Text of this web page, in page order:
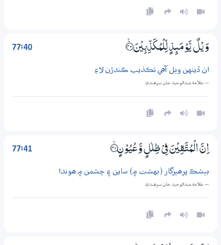
77:40 وَيْلٌ يَّوْمَىِٕذٍ لِّلْمُكَذِّبِيْنَ ؀ۧ40
ان ڏينهن ويل آهي تڪذيب ڪندڙن لاءِ
— علامه عبدالوحيد جان سرھندي
77:41 اِنَّ الْمُتَّقِيْنَ فِيْ ظِلٰلٍ وَّعُيُوْنٍ ؀ۙ41
بيشڪ پرهيزگار (بهشت ۾) ساين ۽ چشمن ۾ هوندا
— علامه عبدالوحيد جان سرھندي